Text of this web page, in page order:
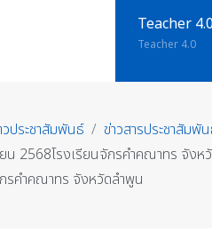
Teacher
Teacher 4.0
วประชาสัมพันธ์
ข่าวสารประชาสัมพั
2568โรงเรียนจักรคำคณาทร จังห
รคำคณาทร จังหวัดลำพูน